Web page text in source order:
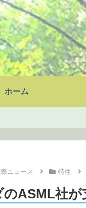
ホーム
際ニュース 特亜
ASML社が